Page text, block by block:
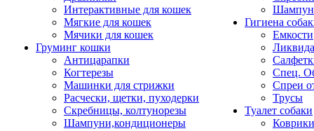
Интерактивные для кошек
Мягкие для кошек
Мячики для кошек
Груминг кошки
Антицарапки
Когтерезы
Машинки для стрижки
Расчески, щетки, пуходерки
Скребницы, колтунорезы
Шампуни,кондиционеры
Гигиена
Емкости
Спец.
Спреи
Трусы
Туалет собаки
Коврики